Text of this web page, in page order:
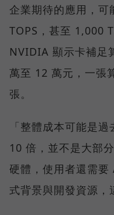
企業期待的應用，
TOPS，甚至 1,000
NVIDIA 顯示卡補足
萬至 12 萬元，一張
張。
「整體成本可能是
10 倍，並不是大部
硬體，使用者還需
式背景與開發資源，